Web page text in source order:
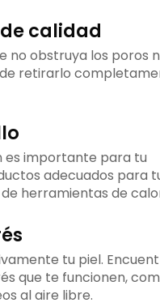
calidad
no obstruya los poros
retirarlo
es importante para tu
adecuados para
herramientas de
tu piel.
que te funcionen,
al aire libre.